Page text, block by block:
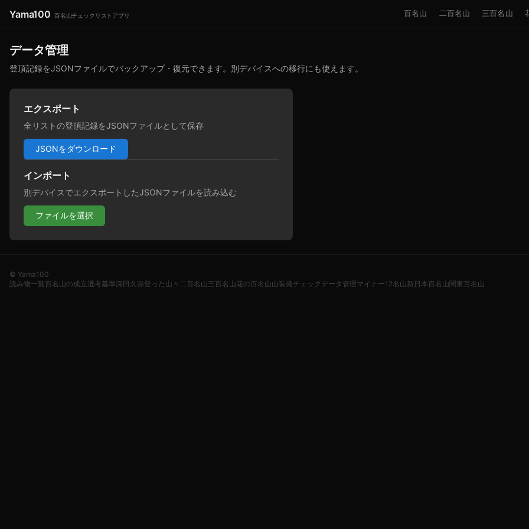
Yama100 百名山チェックリストアプリ 百名山 二百名山 三百名山
データ管理
登頂記録をJSONファイルでバックアップ・復元できます。別デバイスへの移行にも使えます。
エクスポート
全リストの登頂記録をJSONファイルとして保存
JSONをダウンロード
インポート
別デバイスでエクスポートしたJSONファイルを読み込む
ファイルを選択
© Yama100
読み物一覧百名山の成立選考基準深田久弥登った山々 二百名山三百名山花の百名山山装備チェック データ管理マイナー12名山新日本百名山 関東百名山